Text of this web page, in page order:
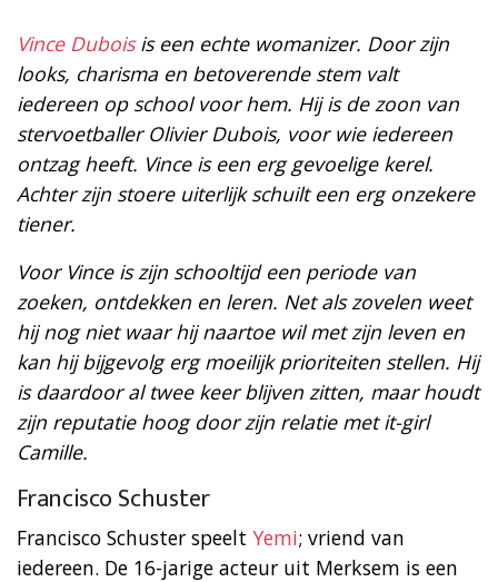
Vince Duboisis een echte womanizer. Door zijn
looks, charisma en betoverende stem valt
iedereen op school voor hem. Hij is de zoon van
stervoetballer Olivier Dubois, voor wie iedereen
ontzag heeft. Vince is een erg gevoelige kerel.
Achter zijn stoere uiterlijk schuilt een erg onzekere
tiener.
Voor Vince is zijn schooltijd een periode van
zoeken, ontdekken en leren. Net als zovelen weet
hij nog niet waar hij naartoe wil met zijn leven en
kan hij bijgevolg erg moeilijk prioriteiten stellen. Hij
is daardoor al twee keer blijven zitten, maar houdt
zijn reputatie hoog door zijn relatie met it-girl
Camille.
Francisco Schuster
Francisco Schuster speelt Yemi; vriend van
iedereen. De 16-jarige acteur uit Merksem is een